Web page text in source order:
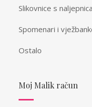
Slikovnice s
Spomenari i
Ostalo
Moj Malik račun